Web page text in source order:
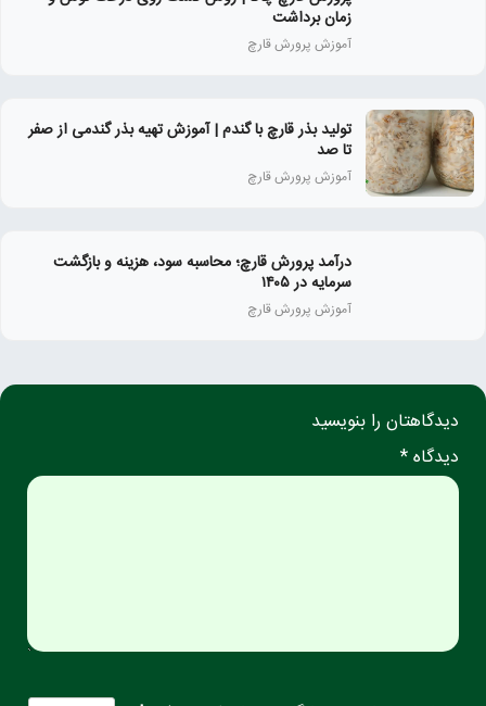
زمان برداشت
آموزش پرورش قارچ
تولید بذر قارچ با گندم | آموزش تهیه بذر گندمی از صفر
تا صد
آموزش پرورش قارچ
درآمد پرورش قارچ؛ محاسبه سود، هزینه و بازگشت
سرمایه در ۱۴۰۵
آموزش پرورش قارچ
دیدگاهتان را بنویسید
دیدگاه *